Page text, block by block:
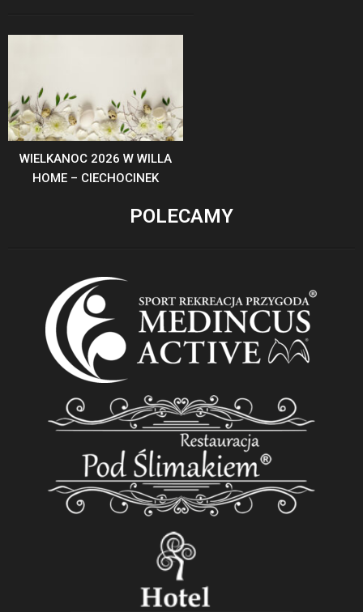
WIELKANOC 2026 W WILLA
HOME – CIECHOCINEK
POLECAMY